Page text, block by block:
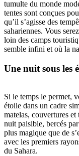
tumulte du monde
tentes sont conçues
qu’il s’agisse des
sahariennes. Vous
loin des camps
semble infini et où la
Une nuit sous les
Si le temps le permet,
étoile dans un cadre
matelas, couvertures
nuit paisible, bercés
plus magique que de
avec les premiers
du Sahara.